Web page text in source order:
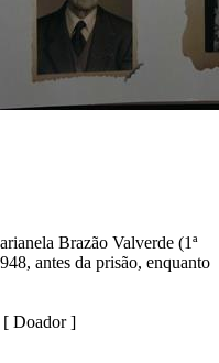
Brazão Valverde (1ª
antes da prisão, enquanto
[ Doador ]